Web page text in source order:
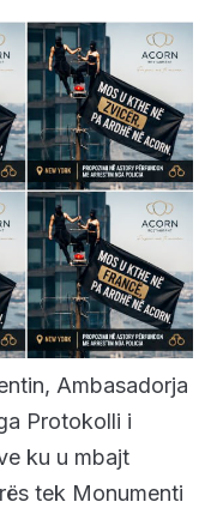
Ambasadorja
Protokolli i
ku u mbajt
tek Monumenti